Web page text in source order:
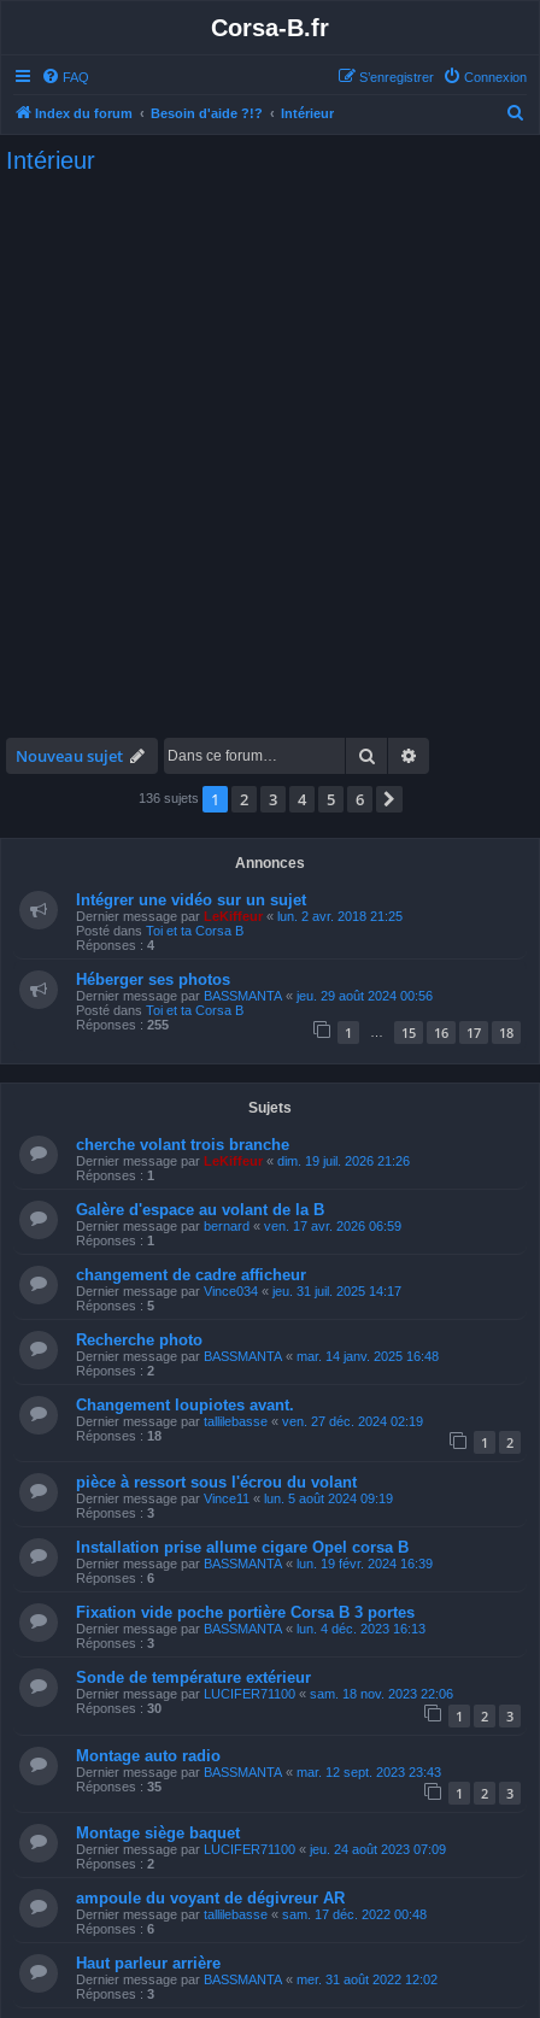
Corsa-B.fr
FAQ Connexion
S’enregistrer
Index du forum Besoin d'aide ?!? Intérieur
Intérieur
Nouveau sujet Rechercher
136 sujets 1 2 3 4 5 6
Annonces
Intégrer une vidéo sur un sujet
Dernier message par LeKiffeur « lun. 2 avr. 2018 21:25
Posté dans Toi et ta Corsa B
Réponses : 4
Héberger ses photos
Dernier message par BASSMANTA « jeu. 29 août 2024 00:56
Posté dans Toi et ta Corsa B
Réponses : 255 1 15 16 17 18
Sujets
cherche volant trois branche
Dernier message par LeKiffeur « dim. 19 juil. 2026 21:26
Réponses : 1
Galère d'espace au volant de la B
Dernier message par bernard « ven. 17 avr. 2026 06:59
Réponses : 1
changement de cadre afficheur
Dernier message par Vince034 « jeu. 31 juil. 2025 14:17
Réponses : 5
Recherche photo
Dernier message par BASSMANTA « mar. 14 janv. 2025 16:48
Réponses : 2
Changement loupiotes avant.
Dernier message par tallilebasse « ven. 27 déc. 2024 02:19
Réponses : 18 1 2
pièce à ressort sous l'écrou du volant
Dernier message par Vince11 « lun. 5 août 2024 09:19
Réponses : 3
Installation prise allume cigare Opel corsa B
Dernier message par BASSMANTA « lun. 19 févr. 2024 16:39
Réponses : 6
Fixation vide poche portière Corsa B 3 portes
Dernier message par BASSMANTA « lun. 4 déc. 2023 16:13
Réponses : 3
Sonde de température extérieur
Dernier message par LUCIFER71100 « sam. 18 nov. 2023 22:06
Réponses : 30 1 2 3
Montage auto radio
Dernier message par BASSMANTA « mar. 12 sept. 2023 23:43
Réponses : 35 1 2 3
Montage siège baquet
Dernier message par LUCIFER71100 « jeu. 24 août 2023 07:09
Réponses : 2
ampoule du voyant de dégivreur AR
Dernier message par tallilebasse « sam. 17 déc. 2022 00:48
Réponses : 6
Haut parleur arrière
Dernier message par BASSMANTA « mer. 31 août 2022 12:02
Réponses : 3